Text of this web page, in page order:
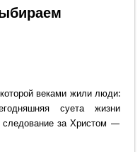
веками жили люди:
суета жизни
следование за Христом —